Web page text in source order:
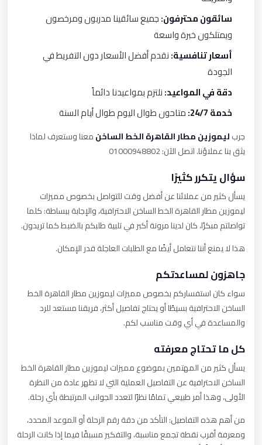
سائقون محترفون:جميع سائقينا مدربون ومرخصون
ويمتلكون خبرة واسعة
أسعار تنافسية:نقدم أفضل الأسعار دون التفريط في
الجودة
دقة في المواعيد:نلتزم بمواعيدنا دائماً
خدمة 24/7:
متاحون طوال اليوم طوال أيام السنة
جربليموزين مطار القاهرة الخط الساخنمعنا وستعرف لماذا
يثق بنا عملاؤنا. اتصل الآن: 01000948802
سؤال يتكرر كثيرًا
يسأل كثير من عملائنا عن أفضل وقت للتواصل بخصوص مميزات
ليموزين مطار القاهرة الخط الساخن الاحترافية، والإجابة ببساطة: كلما
تواصلتم مبكرًا، كان لدينا مرونة أكبر في تلبية طلبكم بالضبط كما تريدون.
هذا لا يمنع أننا نتعامل أيضًا مع الطلبات العاجلة قدر الإمكان.
جاهزون لمساعدتكم
سواء كان استفساركم بخصوص مميزات ليموزين مطار القاهرة الخط
الساخن الاحترافية بسيطًا أو يحتاج تفاصيل أكثر، فريقنا مستعد للرد
والمساعدة في أي وقت مناسب لكم.
كل ما تحتاج معرفته
يسأل كثير من المهتمين بموضوع مميزات ليموزين مطار القاهرة الخط
الساخن الاحترافية عن التفاصيل العملية التي لا تظهر عادة من النظرة
الأولى، وهذا أمر طبيعي تمامًا نظرًا لتعدد الجوانب المرتبطة بأي رحلة.
من أهم هذه التفاصيل: التأكد من دقة رقم الرحلة أو الموعد المحدد،
ومعرفة أقرب نقطة تجمع مناسبة، والتفكير مسبقًا فيما إذا كانت الرحلة